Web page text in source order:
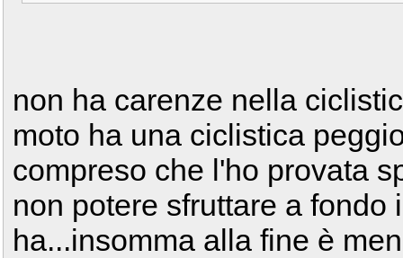
non ha carenze nella
moto ha una ciclistica
compreso che l'ho provata
non potere sfruttare a fondo
ha...insomma alla fine è